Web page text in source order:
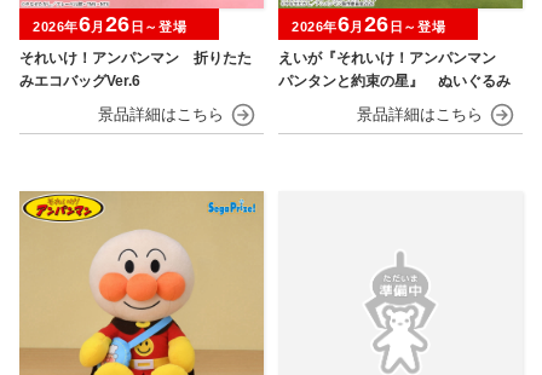
それいけ！アンパンマン 折りたた
みエコバッグVer.6
2026年6月 26 日～登場
えいが『それいけ！アンパンマン
パンタンと約束の星』 ぬいぐるみ
2026年6月 26 日～登場